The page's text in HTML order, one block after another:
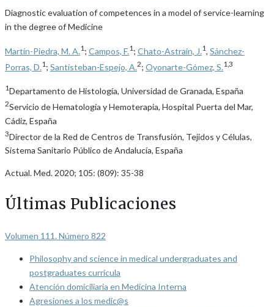
Diagnostic evaluation of competences in a model of service-learning
in the degree of Medicine
Martín-Piedra, M. A.1 ; Campos, F.1 ; Chato-Astrain, J.1, Sánchez-
Porras, D. 1 ; Santisteban-Espejo, A. 2; Oyonarte-Gómez, S. 1,3
1Departamento de Histología, Universidad de Granada, España
2Servicio de Hematología y Hemoterapia, Hospital Puerta del Mar,
Cádiz, España
3Director de la Red de Centros de Transfusión, Tejidos y Células,
Sistema Sanitario Público de Andalucía, España
Actual. Med. 2020; 105: (809): 35-38
Últimas Publicaciones
Volumen 111. Número 822
Philosophy and science in medical undergraduates and
postgraduates curricula
Atención domiciliaria en Medicina Interna
Agresiones a los medic@s